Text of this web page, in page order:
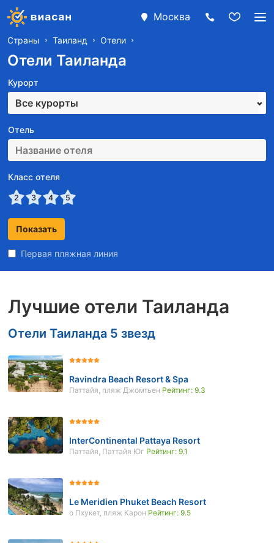
Москва
Страны Таиланд Отели
Отели Таиланда
Курорт
Все курорты
Отель
Класс отеля
2 3 4 5
Первая пляжная линия
Лучшие отели Таиланда
Отели Таиланда 5 звезд
Ravindra Beach Resort & Spa
Паттайя, пляж Джомтьен Рейтинг: 9.3
InterContinental Pattaya Resort
Паттайя, Паттайя Юг Рейтинг: 9.1
Le Meridien Phuket Beach Resort
о Пхукет, пляж Карон Рейтинг: 9.5